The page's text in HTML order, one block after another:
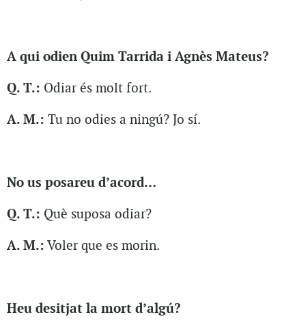
A qui odien Quim Tarrida i Agnès Mateus?
Q. T.: Odiar és molt fort.
A. M.: Tu no odies a ningú? Jo sí.
No us posareu d’acord…
Q. T.: Què suposa odiar?
A. M.: Voler que es morin.
Heu desitjat la mort d’algú?